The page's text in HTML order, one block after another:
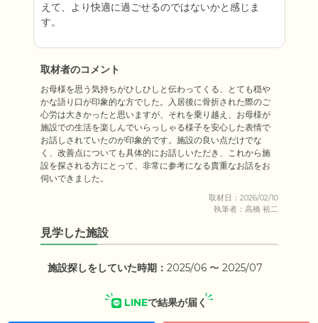
えて、より快適に過ごせるのではないかと感じま
す。
取材者のコメント
お母様を思う気持ちがひしひしと伝わってくる、とても穏や
かな語り口が印象的な方でした。入居後に骨折された際のご
心労は大きかったと思いますが、それを乗り越え、お母様が
施設での生活を楽しんでいらっしゃる様子を安心した表情で
お話しされていたのが印象的です。施設の良い点だけでな
く、改善点についても具体的にお話しいただき、これから施
設を探される方にとって、非常に参考になる貴重なお話をお
伺いできました。
取材日：2026/02/10
執筆者：高橋 裕二
見学した施設
施設探しをしていた時期： 2025/06 〜 2025/07
LINEで結果が届く